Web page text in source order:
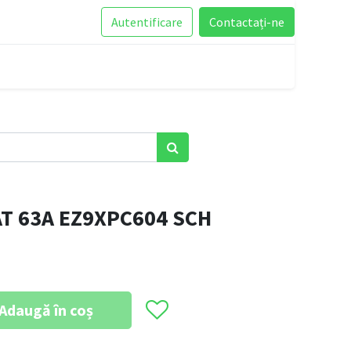
Autentificare Contactați-ne
63A EZ9XPC604 SCH
în coș